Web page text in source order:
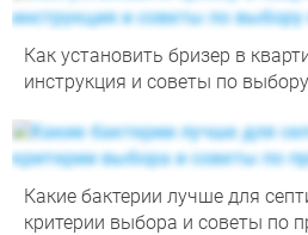
Как установить бризер в
инструкция и советы по
Какие бактерии лучше для
критерии выбора и советы по